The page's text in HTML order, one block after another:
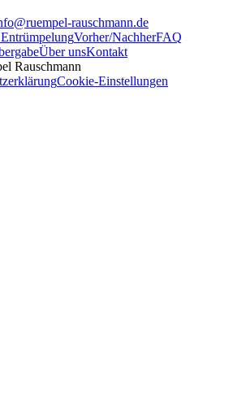
rauschmann.de
Vorher/NachherFAQ
Über unsKontakt
Rauschmann
Cookie-Einstellungen